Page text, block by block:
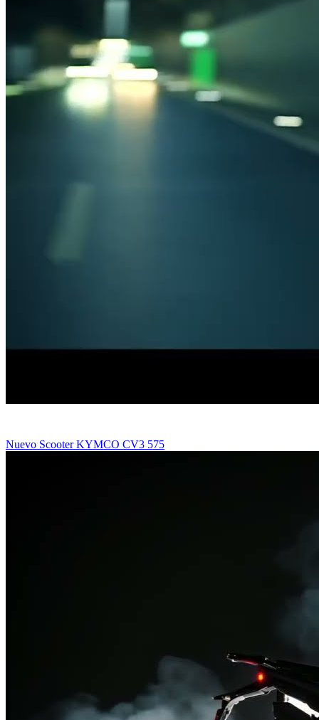
Nuevo Scooter KYMCO CV3 575